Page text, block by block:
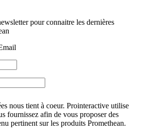
pour connaitre les dernières
nous tient à coeur. Prointeractive utilise
fournissez afin de vous proposer des
pertinent sur les produits Promethean.